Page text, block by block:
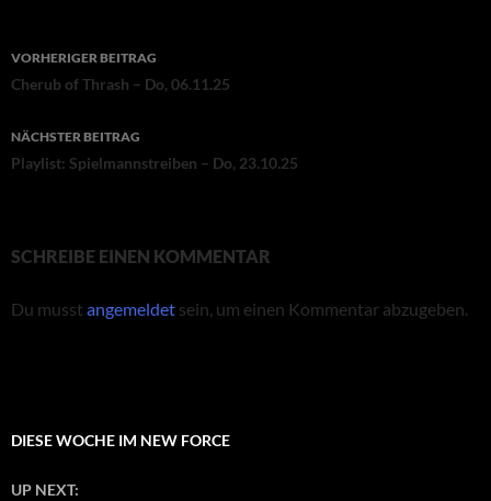
Beitragsnavigation
VORHERIGER BEITRAG
Cherub of Thrash – Do, 06.11.25
NÄCHSTER BEITRAG
Playlist: Spielmannstreiben – Do, 23.10.25
SCHREIBE EINEN KOMMENTAR
Du musst angemeldet sein, um einen Kommentar abzugeben.
DIESE WOCHE IM NEW FORCE
UP NEXT: